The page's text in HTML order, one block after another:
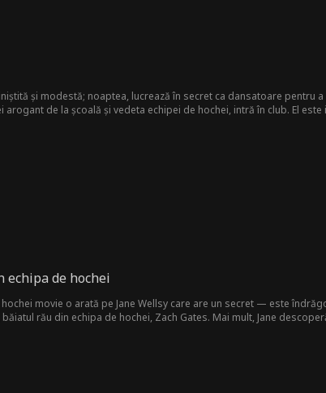
și modestă; noaptea, lucrează în secret ca dansatoare pentru
arogant de la școală și vedeta echipei de hochei, intră în club. El
echipa de hochei
movie o arată pe Jane Wellsy care are un secret — este
rău din echipa de hochei, Zach Gates. Mai mult, Jane